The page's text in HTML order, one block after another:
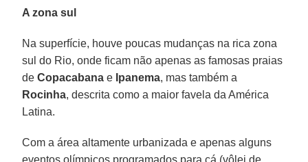
A zona sul
Na superfície, houve poucas mudanças na rica zona
sul do Rio, onde ficam não apenas as famosas praias
deCopacabana e Ipanema, mas também a
Rocinha, descrita como a maior favela da América
Latina.
Com a área altamente urbanizada e apenas alguns
eventos olímpicos programados para cá (vôlei de